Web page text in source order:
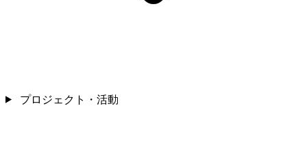
プロジェクト・活動